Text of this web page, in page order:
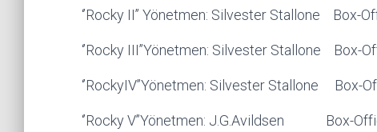
‘’Rocky II’’ Yönetmen: Silvester Stallone Box-
‘’Rocky III’’Yönetmen: Silvester Stallone Box-
‘’RockyIV’’Yönetmen: Silvester Stallone Box-
‘’Rocky V’’Yönetmen: J.G.Avildsen Box-